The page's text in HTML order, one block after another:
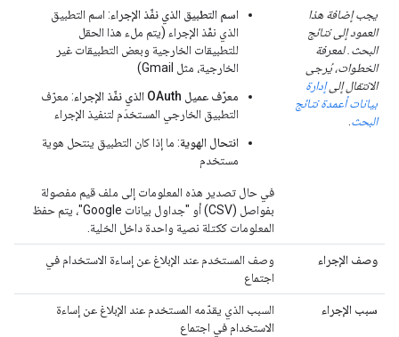
يجب إضافة هذا
العمود إلى نتائج
البحث. لمعرفة
الخطوات، يُرجى
الانتقال إلىإدارة
بيانات أعمدة نتائج
البحث
اسم التطبيق الذي نفّذ الإجراء: اسم التطبيق
الذي نفّذ الإجراء (يتم ملء هذا الحقل
للتطبيقات الخارجية وبعض التطبيقات غير
الخارجية، مثل Gmail)
معرّف عميل OAuth الذي نفّذ الإجراء
: معرّف
التطبيق الخارجي المستخدَم لتنفيذ الإجراء
انتحال الهوية: ما إذا كان التطبيق ينتحل هوية
مستخدم
في حال تصدير هذه المعلومات إلى ملف قيم مفصولة
بفواصل (CSV) أو "جداول بيانات Google"، يتم حفظ
المعلومات ككتلة نصية واحدة داخل الخلية.
وصف الإجراء
وصف المستخدم عند الإبلاغ عن إساءة الاستخدام في
اجتماع
سبب الإجراء
السبب الذي يقدّمه المستخدم عند الإبلاغ عن إساءة
الاستخدام في اجتماع